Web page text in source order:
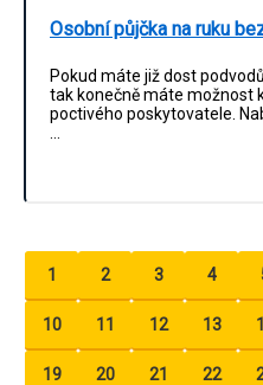
Osobní půjčka na ruku
Pokud máte již dost
tak konečně máte možnost
poctivého poskytovatele.
1 2 3 4
10 11 12 13
19 20 21 22